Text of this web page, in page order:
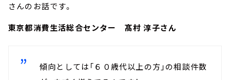
さんのお話です。
東京都消費生活総合センター 髙村 淳子さん
傾向としては「６０歳代以上の方」の相談件数